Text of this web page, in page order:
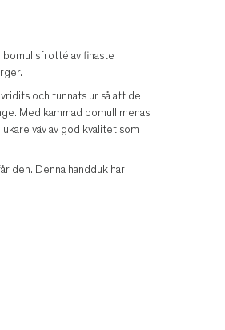
bomullsfrotté av finaste
och tunnats ur så att de
Med kammad bomull menas
väv av god kvalitet som
den. Denna handduk har